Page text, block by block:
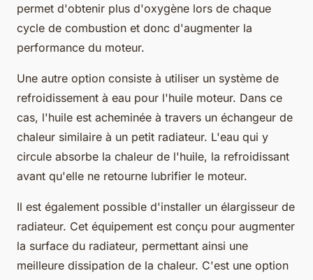
permet d'obtenir plus d'oxygène lors de chaque
cycle de combustion et donc d'augmenter la
performance du moteur.
Une autre option consiste à utiliser un système de
refroidissement à eau pour l'huile moteur. Dans ce
cas, l'huile est acheminée à travers un échangeur de
chaleur similaire à un petit radiateur. L'eau qui y
circule absorbe la chaleur de l'huile, la refroidissant
avant qu'elle ne retourne lubrifier le moteur.
Il est également possible d'installer un élargisseur de
radiateur. Cet équipement est conçu pour augmenter
la surface du radiateur, permettant ainsi une
meilleure dissipation de la chaleur. C'est une option